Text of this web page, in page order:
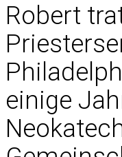
Robert
einige